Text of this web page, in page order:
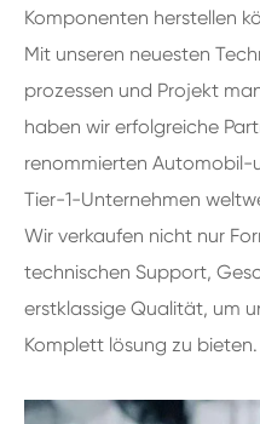
Komponenten herstellen
Mit unseren neuesten
prozessen und Projekt
haben wir erfolgreiche
renommierten Automobil-
Tier-1-Unternehmen
Wir verkaufen nicht nur
technischen Support,
erstklassige Qualität, um
Komplett lösung zu bieten.